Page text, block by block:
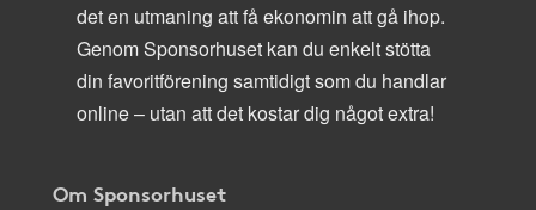
det en utmaning att få ekonomin att gå ihop.
Genom Sponsorhuset kan du enkelt stötta
din favoritförening samtidigt som du handlar
online – utan att det kostar dig något extra!
Om Sponsorhuset